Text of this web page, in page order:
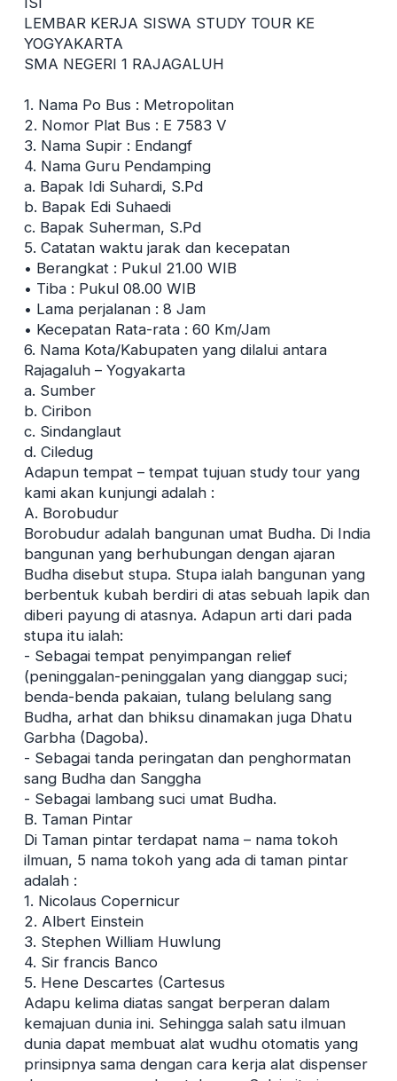
LEMBAR KERJA SISWA STUDY TOUR KE
YOGYAKARTA
SMA NEGERI 1 RAJAGALUH
1. Nama Po Bus : Metropolitan
2. Nomor Plat Bus : E 7583 V
3. Nama Supir : Endangf
4. Nama Guru Pendamping
a. Bapak Idi Suhardi, S.Pd
b. Bapak Edi Suhaedi
c. Bapak Suherman, S.Pd
5. Catatan waktu jarak dan kecepatan
• Berangkat : Pukul 21.00 WIB
• Tiba : Pukul 08.00 WIB
• Lama perjalanan : 8 Jam
• Kecepatan Rata-rata : 60 Km/Jam
6. Nama Kota/Kabupaten yang dilalui antara
Rajagaluh – Yogyakarta
a. Sumber
b. Ciribon
c. Sindanglaut
d. Ciledug
Adapun tempat – tempat tujuan study tour yang
kami akan kunjungi adalah :
A. Borobudur
Borobudur adalah bangunan umat Budha. Di India
bangunan yang berhubungan dengan ajaran
Budha disebut stupa. Stupa ialah bangunan yang
berbentuk kubah berdiri di atas sebuah lapik dan
diberi payung di atasnya. Adapun arti dari pada
stupa itu ialah:
- Sebagai tempat penyimpangan relief
(peninggalan-peninggalan yang dianggap suci;
benda-benda pakaian, tulang belulang sang
Budha, arhat dan bhiksu dinamakan juga Dhatu
Garbha (Dagoba).
- Sebagai tanda peringatan dan penghormatan
sang Budha dan Sanggha
- Sebagai lambang suci umat Budha.
B. Taman Pintar
Di Taman pintar terdapat nama – nama tokoh
ilmuan, 5 nama tokoh yang ada di taman pintar
adalah :
1. Nicolaus Copernicur
2. Albert Einstein
3. Stephen William Huwlung
4. Sir francis Banco
5. Hene Descartes (Cartesus
Adapu kelima diatas sangat berperan dalam
kemajuan dunia ini. Sehingga salah satu ilmuan
dunia dapat membuat alat wudhu otomatis yang
prinsipnya sama dengan cara kerja alat dispenser